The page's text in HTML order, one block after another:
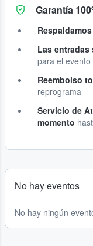
Garantía
Las
para el evento
Reembolso
reprograma
Servicio de
momento
No hay eventos
No hay ningún